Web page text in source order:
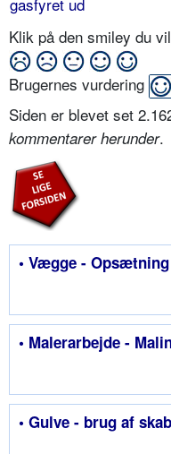
Klik på den smiley du
Brugernes vurdering
Siden er blevet set
kommentarer herunder.
• Vægge -
• Malerarbejde -
• Gulve - brug af